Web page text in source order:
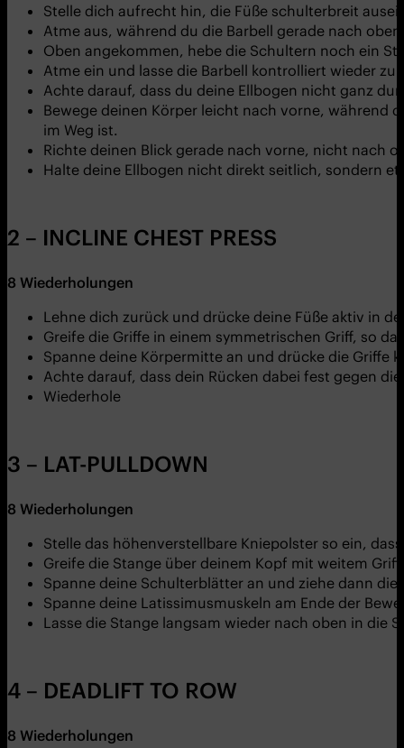
Stelle dich aufrecht hin, die Füße schulterbreit
Atme aus, während du die Barbell gerade nach
Oben angekommen, hebe die Schultern noch ein
Atme ein und lasse die Barbell kontrolliert wieder
Achte darauf, dass du deine Ellbogen nicht ganz
Bewege deinen Körper leicht nach vorne, während
im Weg ist.
Richte deinen Blick gerade nach vorne, nicht nach
Halte deine Ellbogen nicht direkt seitlich, sondern
2 – INCLINE CHEST PRESS
8 Wiederholungen
Lehne dich zurück und drücke deine Füße aktiv in
Greife die Griffe in einem symmetrischen Griff, so
Spanne deine Körpermitte an und drücke die Griffe
Achte darauf, dass dein Rücken dabei fest gegen
Wiederhole
3 – LAT-PULLDOWN
8 Wiederholungen
Stelle das höhenverstellbare Kniepolster so ein,
Greife die Stange über deinem Kopf mit weitem
Spanne deine Schulterblätter an und ziehe dann
Spanne deine Latissimusmuskeln am Ende der
Lasse die Stange langsam wieder nach oben in die
4 – DEADLIFT TO ROW
8 Wiederholungen